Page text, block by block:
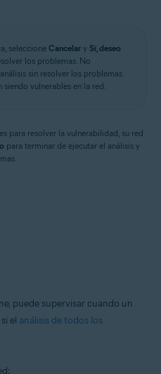
seleccione Cancelar y Sí, deseo
los problemas. No
sin resolver los problemas.
siendo vulnerables en la red.
para resolver la vulnerabilidad, su red
para terminar de ejecutar el análisis y
puede supervisar cuando un
el análisis de todos los